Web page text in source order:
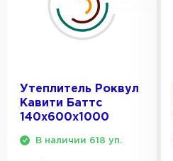
Утеплитель Роквул
Кавити Баттс
140х600х1000
В наличии 618 уп.